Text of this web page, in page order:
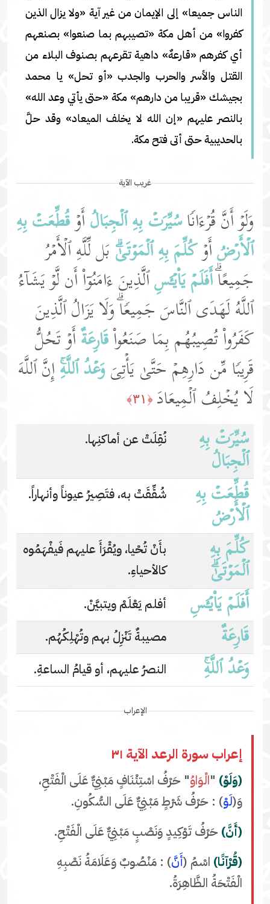
الناس جميعا» إلى الإيمان من غير آية «ولا يزال الذين
كفروا» من أهل مكة «تصيبهم بما صنعوا» بصنعهم
أي كفرهم «قارعهٌ» داهية تقرعهم بصنوف البلاء من
القتل والأسر والحرب والجدب «أو تحل» يا محمد
بجيشك «قريبا من دارهم» مكة «حتى يأتي وعد الله»
بالنصر عليهم «إن الله لا يخلف الميعاد» وقد حلَّ
بالحديبية حتى أتى فتح مكة.
غريب الآية
وَلَوۡ أَنَّ قُرۡءَانࣰاسُیِّرَتۡ بِهِ ٱلۡجِبَالُ أَوۡقُطِّعَتۡ بِهِ
ٱلۡأَرۡضُأَوۡكُلِّمَ بِهِ ٱلۡمَوۡتَىٰۗ بَل لِّلَّهِ ٱلۡأَمۡرُ
جَمِیعًاۗأَفَلَمۡ یَا۟یۡـَٔسِٱلَّذِینَ ءَامَنُوۤا۟ أَن لَّوۡ یَشَاۤءُ
ٱللَّهُ لَهَدَى ٱلنَّاسَ جَمِیعࣰاۗ وَلَا یَزَالُ ٱلَّذِینَ
كَفَرُوا۟ تُصِیبُهُم بِمَا صَنَعُوا۟قَارِعَةٌ أَوۡ تَحُلُّ
قَرِیبࣰا مِّن دَارِهِمۡ حَتَّىٰ یَأۡتِیَ وَعۡدُ ٱللَّهِۚ إِنَّ ٱللَّهَ
لَا یُخۡلِفُ ٱلۡمِیعَادَ ﴿٣١﴾
سُیِّرَتۡ بِهِ
ٱلۡجِبَالُ
نُقِلَتْ عن أماكنِها.
قُطِّعَتۡ بِهِ
ٱلۡأَرۡضُ
شُقِّقَتْ به، فتَصِيرُ عيوناً وأنهاراً.
كُلِّمَ بِهِ
ٱلۡمَوۡتَىٰۗ
بأَنْ تُحْيا، ويُقْرَأَ عليهم فَيفْهَمُوه
كالأحياءِ.
أَفَلَمۡ یَا۟یۡـَٔسِ أفلم يَعْلَمْ ويتبيَّنْ.
قَارِعَةٌ مصيبةٌ تَنْزِلُ بهم وتُهْلِكُهُم.
وَعۡدُ ٱللَّهِۚ النصرُ عليهم، أو قيامُ الساعةِ.
الإعراب
إعراب سورة الرعد الآية ٣١
(وَلَوْ) "الْوَاوُ" حَرْفُ اسْتِئْنَافٍ مَبْنِيٌّ عَلَى الْفَتْحِ،
وَ(لَوْ) : حَرْفُ شَرْطٍ مَبْنِيٌّ عَلَى السُّكُونِ.
(أَنَّ) حَرْفُ تَوْكِيدٍ وَنَصْبٍ مَبْنِيٌّ عَلَى الْفَتْحِ.
(قُرْآنًا) اسْمُ (أَنَّ) : مَنْصُوبٌ وَعَلَامَةُ نَصْبِهِ
الْفَتْحَةُ الظَّاهِرَةُ.